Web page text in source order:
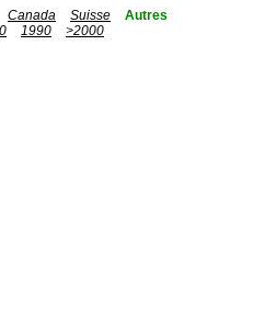
Canada Suisse
Autres
1990
>2000